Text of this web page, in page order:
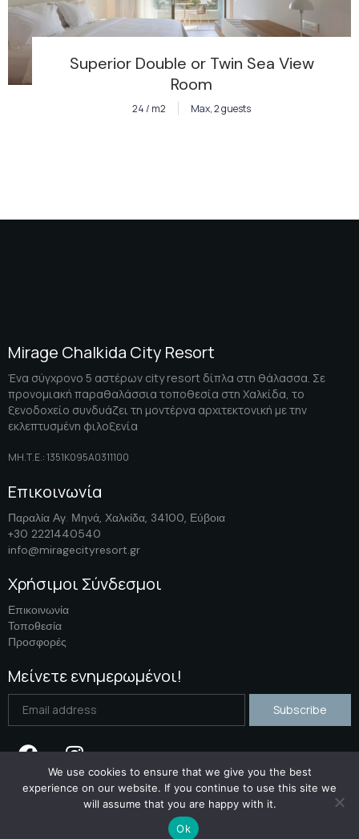
Superior Double or Twin Sea View
Room
24 / m2 Max, 2 guests
Mirage Chalkida City Resort
Ένα σύγχρονο 5 αστέρων city resort δίπλα στη θάλασσα. Σε
προνομιακή παραθαλάσσια τοποθεσία στη Χαλκίδα, το
ξενοδοχείο συνδυάζει τη μοντέρνα αρχιτεκτονική με την
εκλεπτυσμένη φιλοξενία
ΜΗ.Τ.Ε.: 1351K095A0311100
Επικοινωνία
Παραλία Αγ. Μηνά, Χαλκίδα, 34100, Εύβοια
+30 2221440540
info@miragecityresort.gr
Χρήσιμοι Σύνδεσμοι
Επικοινωνία
Τοποθεσία
Προσφορές
Μείνετε ενημερωμένοι!
Copyright © abouthotelier.com
We use cookies to ensure that we give you the best
experience on our website. If you continue to use this site we
will assume that you are happy with it.
Ok